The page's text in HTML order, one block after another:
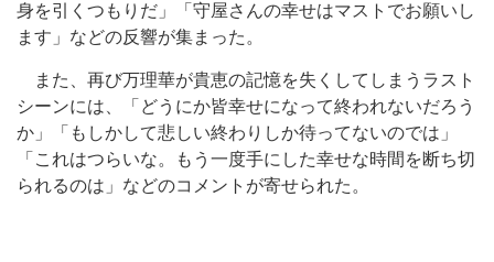
身を引くつもりだ」「守屋さんの幸せはマストでお願いし
ます」などの反響が集まった。
また、再び万理華が貴恵の記憶を失くしてしまうラスト
シーンには、「どうにか皆幸せになって終われないだろう
か」「もしかして悲しい終わりしか待ってないのでは」
「これはつらいな。もう一度手にした幸せな時間を断ち切
られるのは」などのコメントが寄せられた。